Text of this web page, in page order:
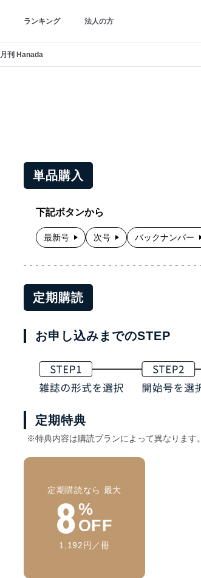
ランキング 法人の方
月刊 Hanada
単品購入
下記ボタンから
最新号 次号 バックナンバー
定期購読
お申し込みまでのSTEP
定期特典
※特典内容は購読プランによって異なります。
定期購読なら 最大
8%
OFF
1,192円／冊